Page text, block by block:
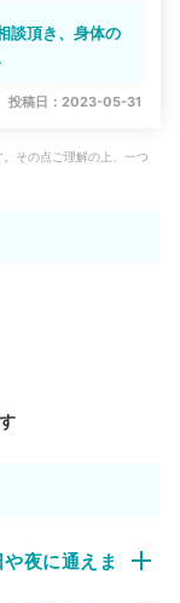
談頂き、身体の
投稿日：2023-05-31
その点ご理解の上、一つ
夜に通えま